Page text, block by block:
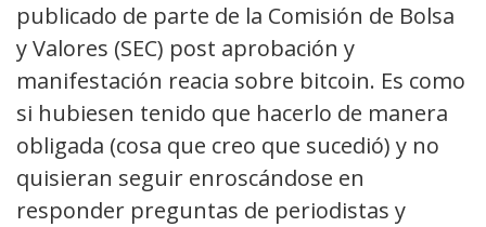
publicado de parte de la Comisión de Bolsa
y Valores (SEC) post aprobación y
manifestación reacia sobre bitcoin. Es como
si hubiesen tenido que hacerlo de manera
obligada (cosa que creo que sucedió) y no
quisieran seguir enroscándose en
responder preguntas de periodistas y